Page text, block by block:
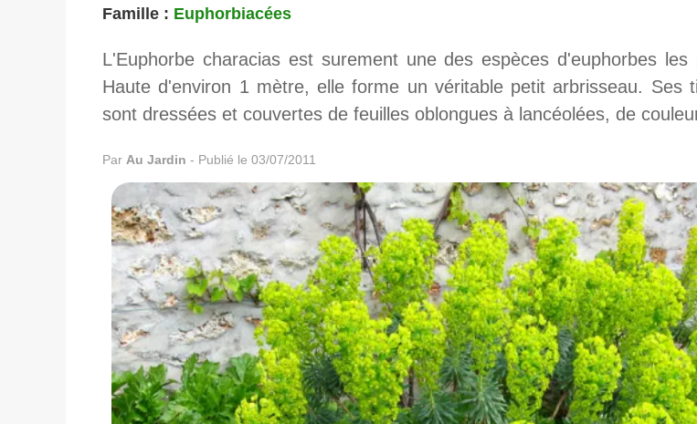
Famille : Euphorbiacées
L'Euphorbe characias est surement une des espèces d'euphorbes les
Haute d'environ 1 mètre, elle forme un véritable petit arbrisseau. Ses
sont dressées et couvertes de feuilles oblongues à lancéolées, de
Par Au Jardin - Publié le 03/07/2011